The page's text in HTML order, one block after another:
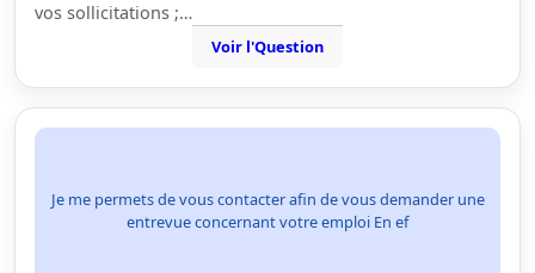
vos sollicitations ;…
Voir l'Question
Je me permets de vous contacter afin de vous demander une
entrevue concernant votre emploi En ef